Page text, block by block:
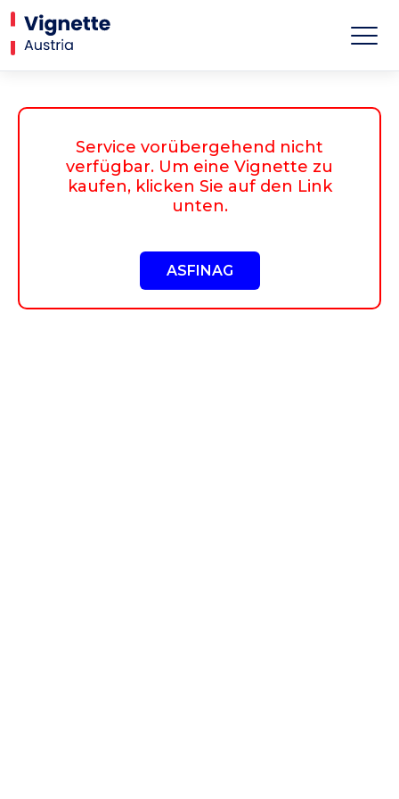
Service vorübergehend nicht
verfügbar. Um eine Vignette zu
kaufen, klicken Sie auf den Link
unten.
ASFINAG